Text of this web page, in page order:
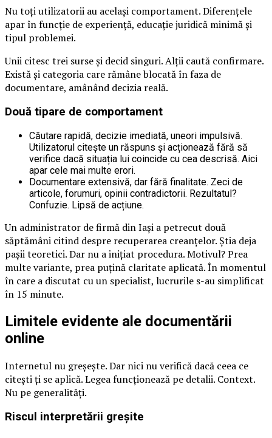
Nu toți utilizatorii au același comportament. Diferențele
apar în funcție de experiență, educație juridică minimă și
tipul problemei.
Unii citesc trei surse și decid singuri. Alții caută confirmare.
Există și categoria care rămâne blocată în faza de
documentare, amânând decizia reală.
Două tipare de comportament
Căutare rapidă, decizie imediată, uneori impulsivă.
Utilizatorul citește un răspuns și acționează fără să
verifice dacă situația lui coincide cu cea descrisă. Aici
apar cele mai multe erori.
Documentare extensivă, dar fără finalitate. Zeci de
articole, forumuri, opinii contradictorii. Rezultatul?
Confuzie. Lipsă de acțiune.
Un administrator de firmă din Iași a petrecut două
săptămâni citind despre recuperarea creanțelor. Știa deja
pașii teoretici. Dar nu a inițiat procedura. Motivul? Prea
multe variante, prea puțină claritate aplicată. În momentul
în care a discutat cu un specialist, lucrurile s-au simplificat
în 15 minute.
Limitele evidente ale documentării
online
Internetul nu greșește. Dar nici nu verifică dacă ceea ce
citești ți se aplică. Legea funcționează pe detalii. Context.
Nu pe generalități.
Riscul interpretării greșite